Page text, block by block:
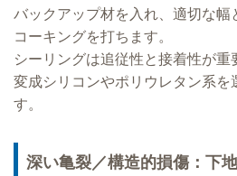
バックアップ材を入れ、適切な幅
コーキングを打ちます。
シーリングは追従性と接着性が重
変成シリコンやポリウレタン系を
す。
深い亀裂／構造的損傷：下